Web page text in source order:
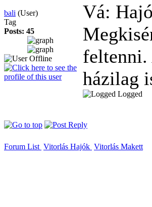
bali (User)
Tag
Posts: 45
Vá:
feltenni.
házilag
Logged
Forum List Vitorlás Hajók Vitorlás Makett